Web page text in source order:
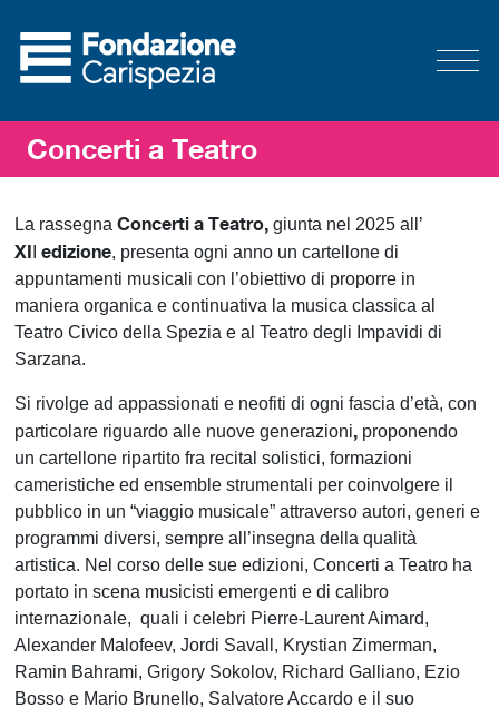
Concerti a Teatro
La rassegnaConcerti a Teatro, giunta nel 2025 all’
XI Iedizione, presenta ogni anno un cartellone di
appuntamenti musicali con l’obiettivo di proporre in
maniera organica e continuativa la musica classica al
Teatro Civico della Spezia e al Teatro degli Impavidi di
Sarzana.
Si rivolge ad appassionati e neofiti di ogni fascia d’età, con
particolare riguardo alle nuove generazioni, proponendo
un cartellone ripartito fra recital solistici, formazioni
cameristiche ed ensemble strumentali per coinvolgere il
pubblico in un “viaggio musicale” attraverso autori, generi e
programmi diversi, sempre all’insegna della qualità
artistica. Nel corso delle sue edizioni, Concerti a Teatro ha
portato in scena musicisti emergenti e di calibro
internazionale, quali i celebri Pierre-Laurent Aimard,
Alexander Malofeev, Jordi Savall, Krystian Zimerman,
Ramin Bahrami, Grigory Sokolov, Richard Galliano, Ezio
Bosso e Mario Brunello, Salvatore Accardo e il suo